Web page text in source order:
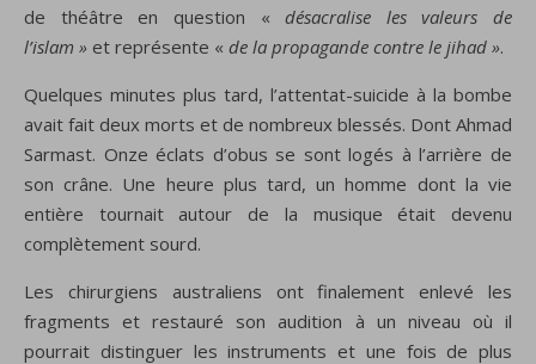
de théâtre en question «désacralise les valeurs de
l’islam » et représente « de la propagande contre le jihad ».
Quelques minutes plus tard, l’attentat-suicide à la bombe
avait fait deux morts et de nombreux blessés. Dont Ahmad
Sarmast. Onze éclats d’obus se sont logés à l’arrière de
son crâne. Une heure plus tard, un homme dont la vie
entière tournait autour de la musique était devenu
complètement sourd.
Les chirurgiens australiens ont finalement enlevé les
fragments et restauré son audition à un niveau où il
pourrait distinguer les instruments et une fois de plus